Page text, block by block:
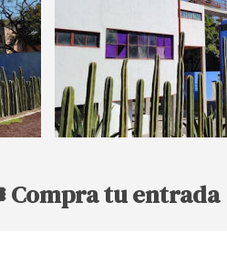
tu entrada